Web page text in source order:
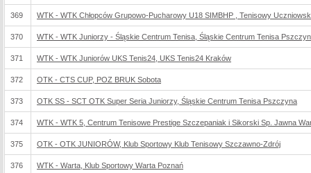
369 WTK - WTK Chłopców Grupowo-Pucharowy U18 SIMBHP , Tenisowy
370 WTK - WTK Juniorzy - Śląskie Centrum Tenisa, Śląskie Centrum Tenisa
371 WTK - WTK Juniorów UKS Tenis24, UKS Tenis24 Kraków
372 OTK - CTS CUP, POZ BRUK Sobota
373 OTK SS - SCT OTK Super Seria Juniorzy, Śląskie Centrum Tenisa Pszczyna
374 WTK - WTK 5, Centrum Tenisowe Prestige Szczepaniak i Sikorski Sp. Jawna
375 OTK - OTK JUNIORÓW, Klub Sportowy Klub Tenisowy Szczawno-Zdrój
376 WTK - Warta, Klub Sportowy Warta Poznań